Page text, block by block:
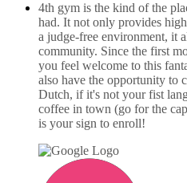
4th gym is the kind of the
had. It not only provides
a judge-free environment, it
community. Since the first
you feel welcome to this
also have the opportunity to
Dutch, if it's not your fist
coffee in town (go for the
is your sign to enroll!